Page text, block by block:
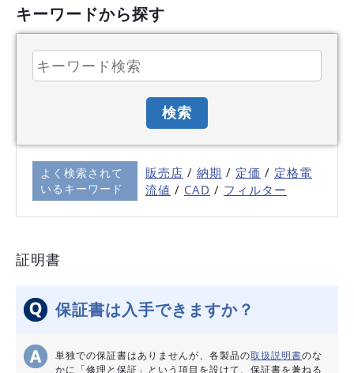
キーワードから探す
よく検索されて
いるキーワード
販売店 / 納期 / 定価 / 定格電
流値 / CAD / フィルター
証明書
保証書は入手できますか？
単独での保証書はありませんが、各製品の取扱説明書のな
かに「修理と保証」という項目を設けて、保証書を兼ねる